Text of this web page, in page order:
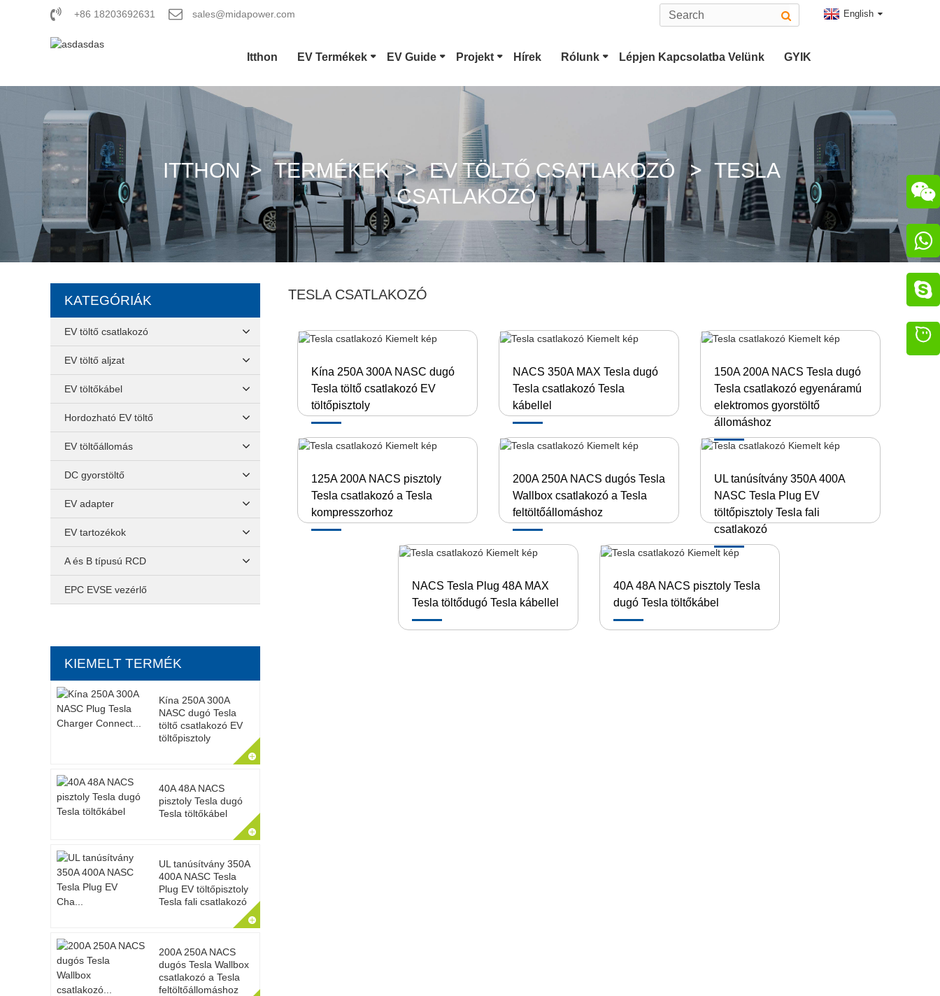
+86 18203692631 sales@midapower.com English
Itthon EV Termékek
2-Es Típusú EV Csatlakozó
CCS Combo 1 Csatlakozó CCS Combo 2 Csatlakozó CHAdeMO Csatlakozó
GB/T DC Pisztoly ChaoJi Csatlakozó
EV Guide Projekt Hírek Rólunk Lépjen Kapcsolatba Velünk GYIK
ITTHON TERMÉKEK EV TÖLTŐ CSATLAKOZÓ
TESLA
CSATLAKOZÓ
KATEGÓRIÁK
EV töltő csatlakozó
EV töltő aljzat
EV töltőkábel
Hordozható EV töltő
EV töltőállomás
DC gyorstöltő
EV adapter
EV tartozékok
A és B típusú RCD
EPC EVSE vezérlő
KIEMELT TERMÉK
Kína 250A 300A
NASC dugó Tesla
töltő csatlakozó EV
töltőpisztoly
40A 48A NACS
pisztoly Tesla dugó
Tesla töltőkábel
UL tanúsítvány 350A
400A NASC Tesla
Plug EV töltőpisztoly
Tesla fali csatlakozó
200A 250A NACS
dugós Tesla Wallbox
csatlakozó a Tesla
feltöltőállomáshoz
TESLA CSATLAKOZÓ
Kína 250A 300A NASC dugó
Tesla töltő csatlakozó EV
töltőpisztoly
NACS 350A MAX Tesla dugó
Tesla csatlakozó Tesla
kábellel
150A 200A NACS Tesla dugó
Tesla csatlakozó egyenáramú
elektromos gyorstöltő
állomáshoz
125A 200A NACS pisztoly
Tesla csatlakozó a Tesla
kompresszorhoz
200A 250A NACS dugós Tesla
Wallbox csatlakozó a Tesla
feltöltőállomáshoz
UL tanúsítvány 350A 400A
NASC Tesla Plug EV
töltőpisztoly Tesla fali
csatlakozó
NACS Tesla Plug 48A MAX
Tesla töltődugó Tesla kábellel
40A 48A NACS pisztoly Tesla
dugó Tesla töltőkábel


